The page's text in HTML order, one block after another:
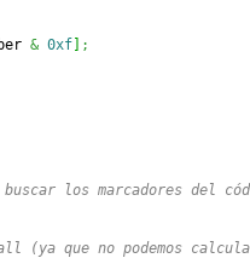
& 0xf
;
los marcadores del
(ya que no podemos